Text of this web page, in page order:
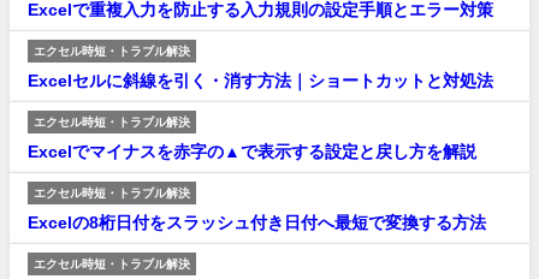
Excelで重複入力を防止する入力規則の設定手順とエラー対策
エクセル時短・トラブル解決
Excelセルに斜線を引く・消す方法｜ショートカットと対処法
エクセル時短・トラブル解決
Excelでマイナスを赤字の▲で表示する設定と戻し方を解説
エクセル時短・トラブル解決
Excelの8桁日付をスラッシュ付き日付へ最短で変換する方法
エクセル時短・トラブル解決